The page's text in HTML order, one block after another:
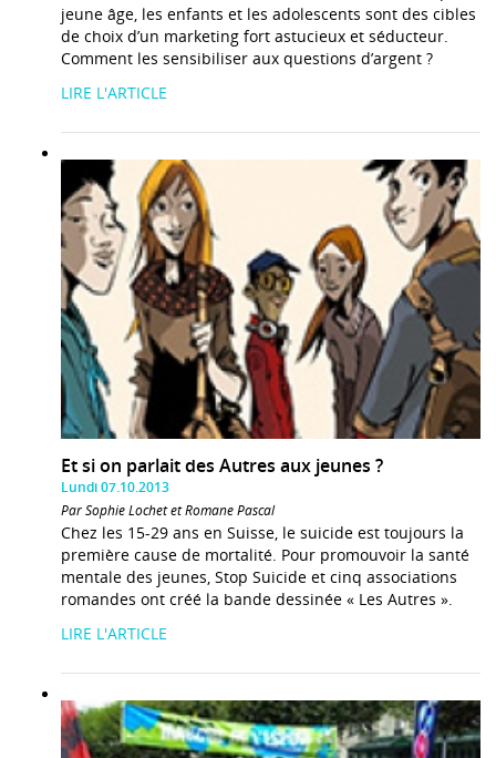
jeune âge, les enfants et les adolescents sont des cibles
de choix d’un marketing fort astucieux et séducteur.
Comment les sensibiliser aux questions d’argent ?
LIRE L'ARTICLE
Et si on parlait des Autres aux jeunes ?
Lundi 07.10.2013
Par Sophie Lochet et Romane Pascal
Chez les 15-29 ans en Suisse, le suicide est toujours la
première cause de mortalité. Pour promouvoir la santé
mentale des jeunes, Stop Suicide et cinq associations
romandes ont créé la bande dessinée « Les Autres ».
LIRE L'ARTICLE